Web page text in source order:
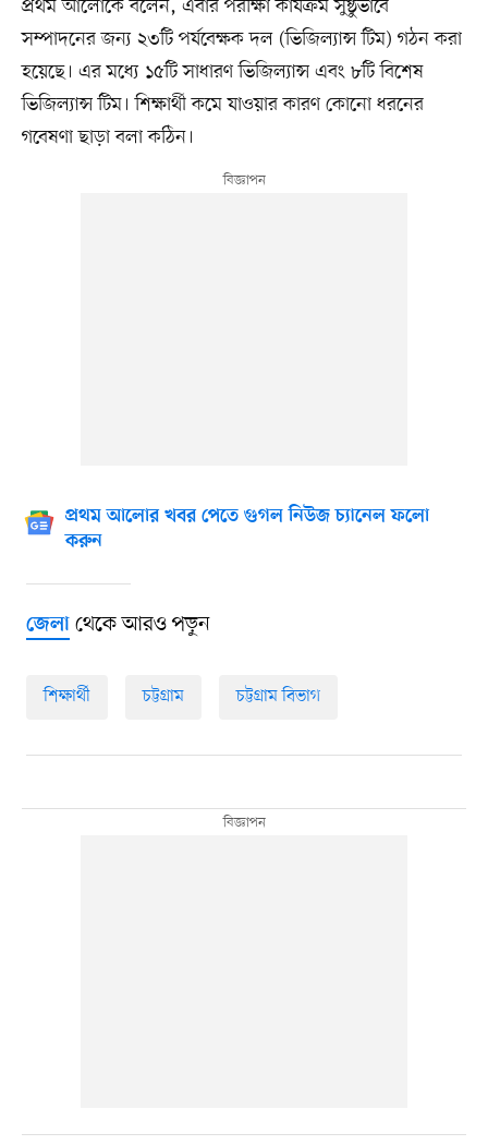
প্রথম আলোকে বলেন, এবার পরীক্ষা কার্যক্রম সুষ্ঠুভাবে
সম্পাদনের জন্য ২৩টি পর্যবেক্ষক দল (ভিজিল্যান্স টিম) গঠন করা
হয়েছে। এর মধ্যে ১৫টি সাধারণ ভিজিল্যান্স এবং ৮টি বিশেষ
ভিজিল্যান্স টিম। শিক্ষার্থী কমে যাওয়ার কারণ কোনো ধরনের
গবেষণা ছাড়া বলা কঠিন।
প্রথম আলোর খবর পেতে গুগল নিউজ চ্যানেল ফলো
করুন
জেলাথেকে আরও পড়ুন
শিক্ষার্থী চট্টগ্রাম চট্টগ্রাম বিভাগ